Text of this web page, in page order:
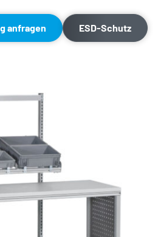
anfragen ESD-Schutz